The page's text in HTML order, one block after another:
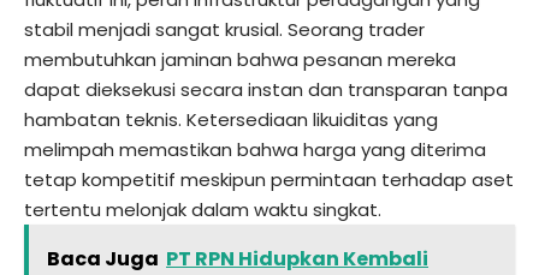
stabil menjadi sangat krusial. Seorang trader
membutuhkan jaminan bahwa pesanan mereka
dapat dieksekusi secara instan dan transparan tanpa
hambatan teknis. Ketersediaan likuiditas yang
melimpah memastikan bahwa harga yang diterima
tetap kompetitif meskipun permintaan terhadap aset
tertentu melonjak dalam waktu singkat.
Baca Juga PT RPN Hidupkan Kembali